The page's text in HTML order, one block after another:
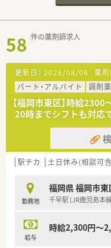
58 件の薬剤師求人
更新日： 2026/08/06 薬剤
パート・アルバイト
調剤
【福岡市東区】時給
20時までシフトも対応
駅チカ 土日休み(相談可
勤務地
福岡県 福岡市東
千早駅 (JR鹿児島本
給与
時給2,300円～